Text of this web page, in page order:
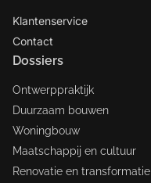
Klantenservice
Contact
Dossiers
Ontwerppraktijk
Duurzaam bouwen
Woningbouw
Maatschappij en cultuur
Renovatie en transformatie